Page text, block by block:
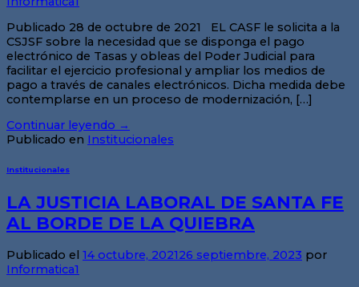
Publicado 28 de octubre de 2021 EL CASF le solicita a la
CSJSF sobre la necesidad que se disponga el pago
electrónico de Tasas y obleas del Poder Judicial para
facilitar el ejercicio profesional y ampliar los medios de
pago a través de canales electrónicos. Dicha medida debe
contemplarse en un proceso de modernización, […]
Continuar leyendo →
Publicado en Institucionales
Institucionales
LA JUSTICIA LABORAL DE SANTA FE
AL BORDE DE LA QUIEBRA
Publicado el 14 octubre, 202126 septiembre, 2023 por
Informatica1